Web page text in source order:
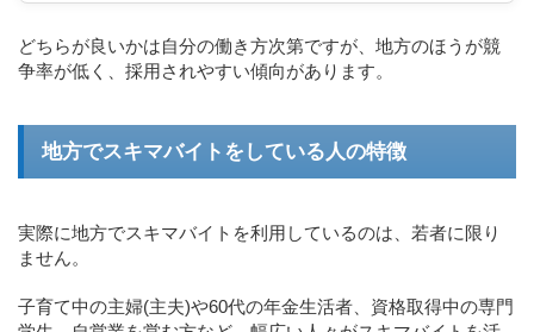
どちらが良いかは自分の働き方次第ですが、地方のほうが競
争率が低く、採用されやすい傾向があります。
地方でスキマバイトをしている人の特徴
実際に地方でスキマバイトを利用しているのは、若者に限り
ません。
子育て中の主婦(主夫)や60代の年金生活者、資格取得中の専門